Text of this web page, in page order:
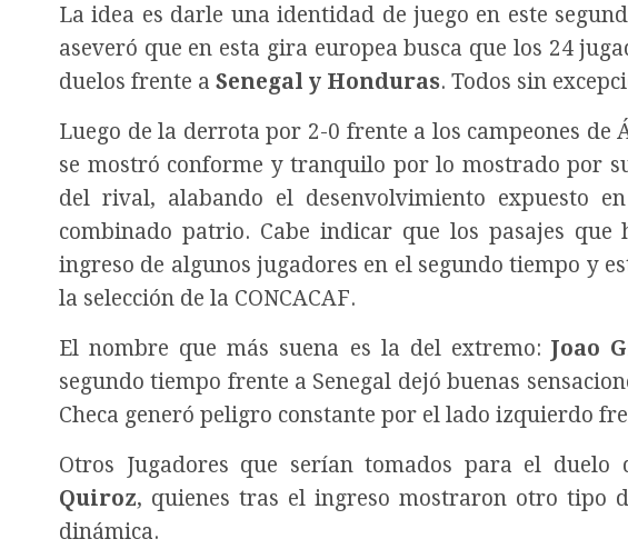
La idea es darle una identidad de juego en este
aseveró que en esta gira europea busca que los 24
duelos frente a Senegal y Honduras. Todos sin
Luego de la derrota por 2-0 frente a los campeones de
se mostró conforme y tranquilo por lo mostrado por
del rival, alabando el desenvolvimiento expuesto
combinado patrio. Cabe indicar que los pasajes
ingreso de algunos jugadores en el segundo tiempo y
la selección de la CONCACAF.
El nombre que más suena es la del extremo:Joao
segundo tiempo frente a Senegal dejó buenas
Checa generó peligro constante por el lado izquierdo
Otros Jugadores que serían tomados para el
Quiroz, quienes tras el ingreso mostraron otro tipo
dinámica.